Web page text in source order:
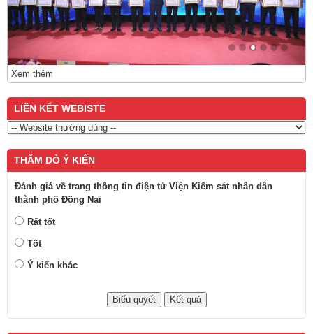
Xem thêm
LIÊN KẾT WEBISTE
THĂM DÒ Ý KIẾN
Đánh giá về trang thông tin điện tử Viện Kiểm sát nhân dân
thành phố Đồng Nai
Rất tốt
Tốt
Ý kiến khác